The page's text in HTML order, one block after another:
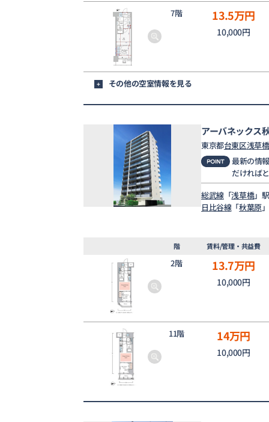
7階 13.5万円
10,000円
+ その他の空室情報を見る
アーバネックス
東京都台東区浅草橋
最新の情
だければ
総武線「浅草橋」
日比谷線「秋葉原
階 賃料/管理・共益費
2階 13.7万円
10,000円
11階 14万円
10,000円